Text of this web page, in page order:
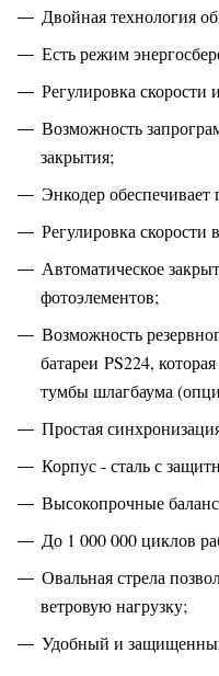
Двойная технология
Есть режим
Регулировка скорости
Возможность
закрытия;
Энкодер обеспечивает
Регулировка скорости
Автоматическое
фотоэлементов;
Возможность
батареи PS224,
тумбы шлагбаума
Простая
Корпус - сталь с
Высокопрочные
До 1 000 000 циклов
Овальная стрела
ветровую нагрузку;
Удобный и